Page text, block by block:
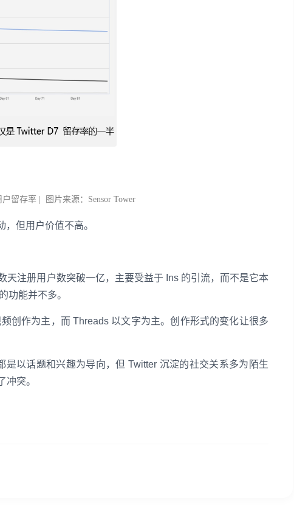
留存率 | 图片来源：Sensor Tower
但用户价值不高。
天注册用户数突破一亿，主要受益于 Ins 的引流，而不是它本
功能并不多。
创作为主，而 Threads 以文字为主。创作形式的变化让很多
以话题和兴趣为导向，但 Twitter 沉淀的社交关系多为陌生
冲突。